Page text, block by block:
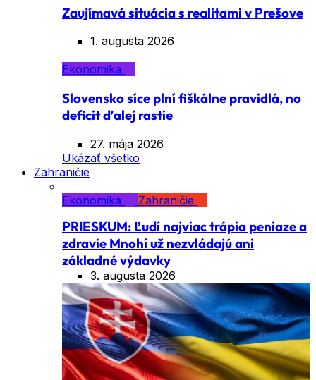
Zaujímavá situácia s realitami v Prešove
1. augusta 2026
Ekonomika
Slovensko síce plní fiškálne pravidlá, no
deficit ďalej rastie
27. mája 2026
Ukázať všetko
Zahraničie
Ekonomika
Zahraničie
PRIESKUM: Ľudí najviac trápia peniaze a
zdravie Mnohí už nezvládajú ani
základné výdavky
3. augusta 2026